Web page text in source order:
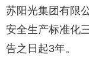
苏阳光集团有限
安全生产标准化
告之日起3年。